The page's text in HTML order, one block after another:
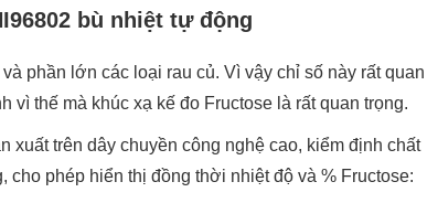
bù nhiệt tự động
phần lớn các loại rau củ. Vì vậy chỉ số này rất quan
vì thế mà khúc xạ kế đo Fructose là rất quan trọng.
xuất trên dây chuyền công nghệ cao, kiểm định chất
phép hiển thị đồng thời nhiệt độ và % Fructose: